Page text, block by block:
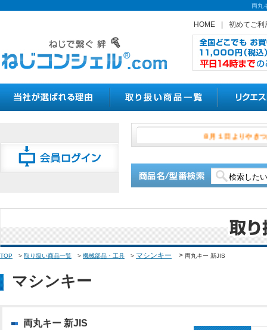
両丸
HOME 初めてご利
８月１日
TOP > 取り扱い商品一覧 > 機械部品・工具 > マシンキー > 両丸キー 新JIS
マシンキー
両丸キー 新JIS